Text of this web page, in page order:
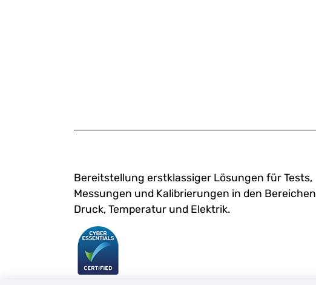
Bereitstellung erstklassiger Lösungen für Tests,
Messungen und Kalibrierungen in den Bereichen
Druck, Temperatur und Elektrik.